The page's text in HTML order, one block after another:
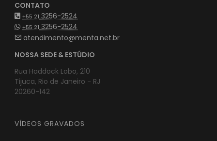
CONTATO
+55 213256-2524
+55 213256-2524
atendimento@menta.net.br
NOSSA SEDE & ESTÚDIO
Rua Haddock Lobo, 210
Tijuca, Rio de Janeiro - RJ
20260-142
VÍDEOS GRAVADOS